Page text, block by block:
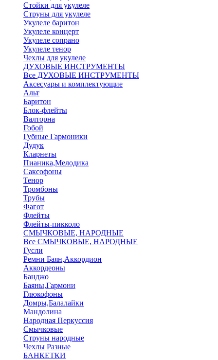
Стойки для укулеле
Струны для укулеле
Укулеле баритон
Укулеле концерт
Укулеле сопрано
Укулеле тенор
Чехлы для укулеле
ДУХОВЫЕ ИНСТРУМЕНТЫ
Все ДУХОВЫЕ ИНСТРУМЕНТЫ
Аксесуары и комплектующие
Альт
Баритон
Блок-флейты
Валторна
Гобой
Губные Гармоники
Дудук
Кларнеты
Пианика,Мелодика
Саксофоны
Тенор
Тромбоны
Трубы
Фагот
Флейты
Флейты-пикколо
СМЫЧКОВЫЕ, НАРОДНЫЕ
Все СМЫЧКОВЫЕ, НАРОДНЫЕ
Гусли
Ремни Баян,Аккордион
Аккордеоны
Банджо
Баяны,Гармони
Глюкофоны
Домры,Балалайки
Мандолина
Народная Перкуссия
Смычковые
Струны народные
Чехлы Разные
БАНКЕТКИ